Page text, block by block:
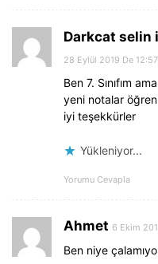
Darkcat selin
28 Eylül 2019 De 12:57
Ben 7. Sınıfım
yeni notalar
iyi teşekkürler
Yükleniyor...
Yorumu Cevapla
Ahmet 6 Ekim
Ben niye